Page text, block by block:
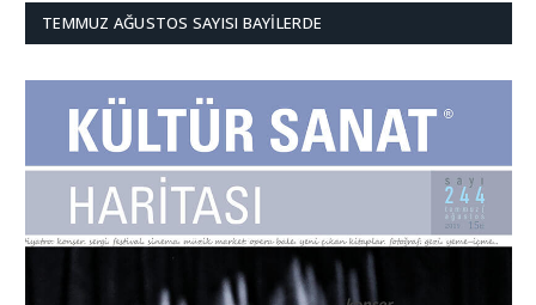
TEMMUZ AĞUSTOS SAYISI BAYILERDE